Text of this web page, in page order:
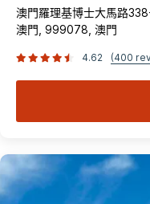
澳門羅理基博士大馬路
澳門, 999078, 澳門
4.62 (400